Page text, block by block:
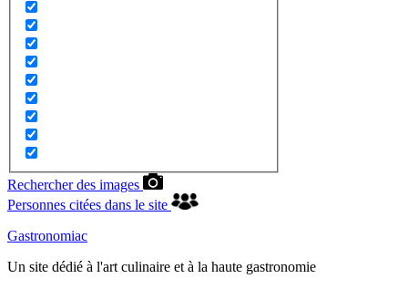
Rechercher des images
Personnes citées dans le site
Gastronomiac
Un site dédié à l'art culinaire et à la haute gastronomie